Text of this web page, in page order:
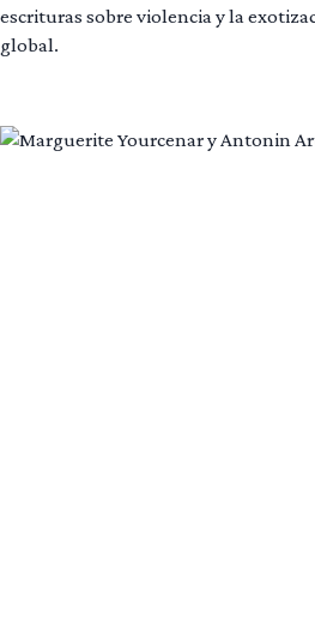
escrituras sobre violencia y la
global.